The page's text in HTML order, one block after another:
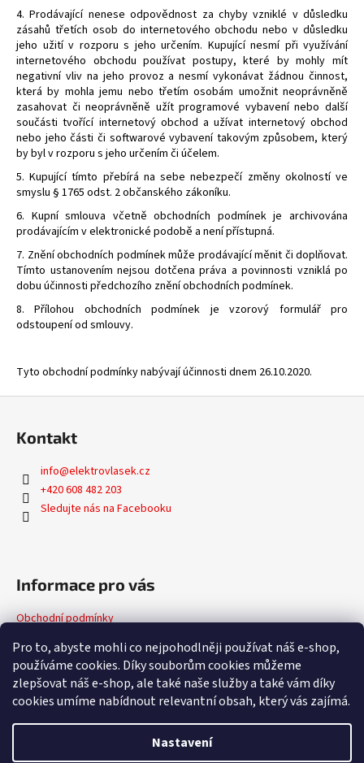
Pro to, abyste mohli co nejpohodlněji používat náš e-shop,
používáme cookies. Díky souborům cookies můžeme
zlepšovat náš e-shop, ale také naše služby a také vám díky
cookies umíme nabídnout relevantní obsah, který vás zajímá.
Nastavení
4. Prodávající nenese odpovědnost za chyby vzniklé v důsledku
zásahů třetích osob do internetového obchodu nebo v důsledku
jeho užití v rozporu s jeho určením. Kupující nesmí při využívání
internetového obchodu používat postupy, které by mohly mít
negativní vliv na jeho provoz a nesmí vykonávat žádnou činnost,
která by mohla jemu nebo třetím osobám umožnit neoprávněně
zasahovat či neoprávněně užít programové vybavení nebo další
součásti tvořící internetový obchod a užívat internetový obchod
nebo jeho části či softwarové vybavení takovým způsobem, který
by byl v rozporu s jeho určením či účelem.
5. Kupující tímto přebírá na sebe nebezpečí změny okolností ve
smyslu § 1765 odst. 2 občanského zákoníku.
6. Kupní smlouva včetně obchodních podmínek je archivována
prodávajícím v elektronické podobě a není přístupná.
7. Znění obchodních podmínek může prodávající měnit či doplňovat.
Tímto ustanovením nejsou dotčena práva a povinnosti vzniklá po
dobu účinnosti předchozího znění obchodních podmínek.
8. Přílohou obchodních podmínek je vzorový formulář pro
odstoupení od smlouvy.
Tyto obchodní podmínky nabývají účinnosti dnem 26.10.2020.
Kontakt
info@elektrovlasek.cz
+420 608 482 203
Sledujte nás na Facebooku
Informace pro vás
Obchodní podmínky
Facebook